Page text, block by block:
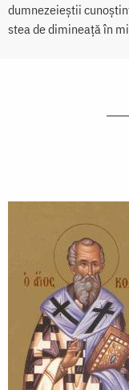
dumnezeieștii
stea de dimineață în